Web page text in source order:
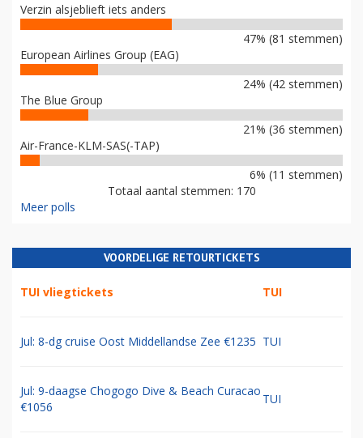
Verzin alsjeblieft iets anders
47% (81 stemmen)
European Airlines Group (EAG)
24% (42 stemmen)
The Blue Group
21% (36 stemmen)
Air-France-KLM-SAS(-TAP)
6% (11 stemmen)
Totaal aantal stemmen: 170
Meer polls
VOORDELIGE RETOURTICKETS
TUI vliegtickets TUI
Jul: 8-dg cruise Oost Middellandse Zee €1235 TUI
Jul: 9-daagse Chogogo Dive & Beach Curacao
€1056
TUI